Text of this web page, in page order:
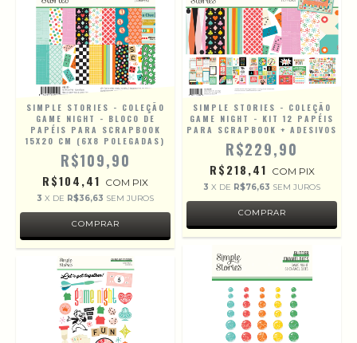
SIMPLE STORIES - COLEÇÃO
GAME NIGHT - BLOCO DE
PAPÉIS PARA SCRAPBOOK
15X20 CM (6X8 POLEGADAS)
R$109,90
R$104,41 COM PIX
3 X DE R$36,63 SEM JUROS
SIMPLE STORIES - COLEÇÃO
GAME NIGHT - KIT 12 PAPÉIS
PARA SCRAPBOOK + ADESIVOS
R$229,90
R$218,41 COM PIX
3 X DE R$76,63 SEM JUROS